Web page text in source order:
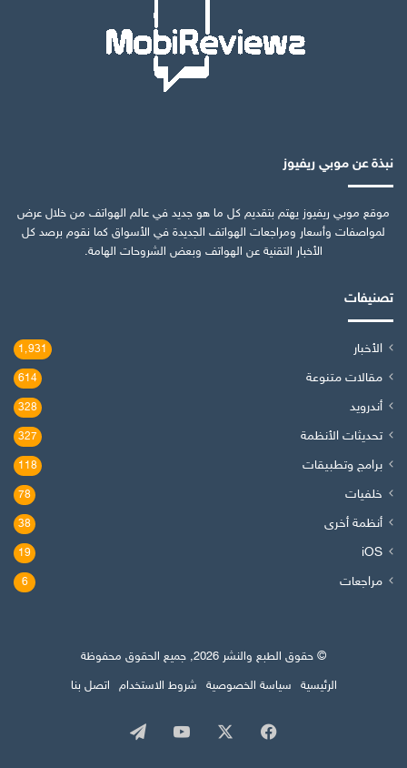
نبذة عن موبي ريفيوز
موقع موبي ريفيوز يهتم بتقديم كل ما هو جديد في عالم الهواتف من خلال عرض
لمواصفات وأسعار ومراجعات الهواتف الجديدة في الأسواق كما نقوم برصد كل
الأخبار التقنية عن الهواتف وبعض الشروحات الهامة.
تصنيفات
الأخبار 1٬931
مقالات متنوعة 614
أندرويد 328
تحديثات الأنظمة 327
برامج وتطبيقات 118
خلفيات 78
أنظمة أخرى 38
iOS
19
مراجعات 6
© حقوق الطبع والنشر 2026, جميع الحقوق محفوظة
الرئيسية
سياسة الخصوصية شروط الاستخدام اتصل بنا
فيسبوك ‫YouTube